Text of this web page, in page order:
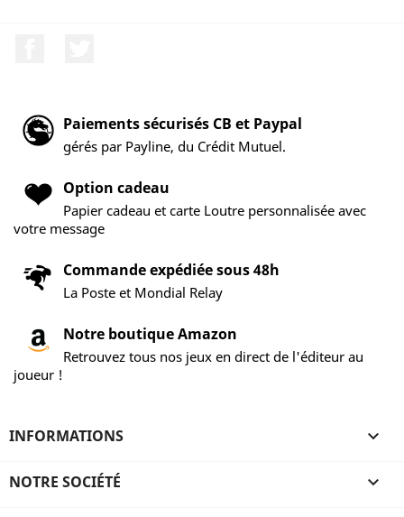
Paiements sécurisés CB et Paypal
gérés par Payline, du Crédit Mutuel.
Option cadeau
Papier cadeau et carte Loutre personnalisée avec
votre message
Commande expédiée sous 48h
La Poste et Mondial Relay
Notre boutique Amazon
Retrouvez tous nos jeux en direct de l'éditeur au
joueur !
INFORMATIONS 
NOTRE SOCIÉTÉ 